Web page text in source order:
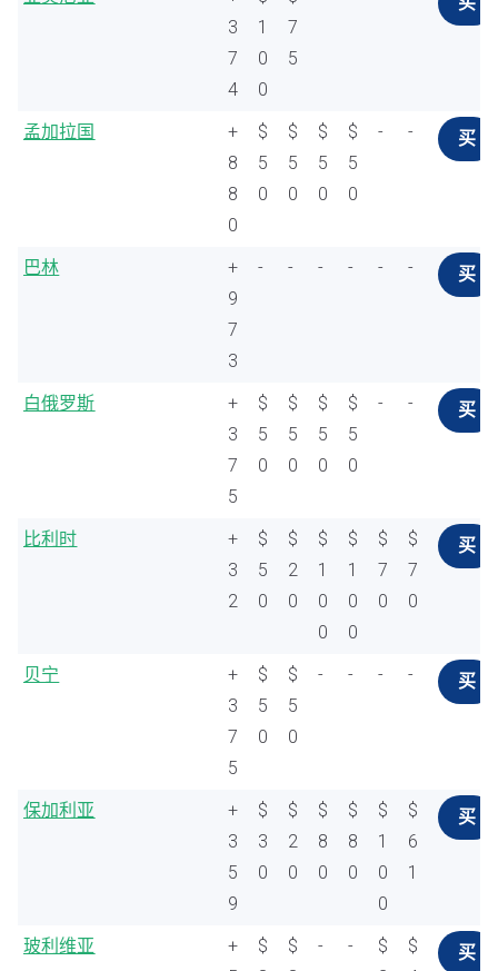
3
7
4
1
0
0
7
5
孟加拉国
+
8
8
0
$
5
0
$
5
0
$
5
0
$
5
0
- - 买
巴林
+
9
7
3
- - - - - - 买
白俄罗斯
+
3
7
5
$
5
0
$
5
0
$
5
0
$
5
0
- - 买
比利时
+
3
2
$
5
0
$
2
0
$
1
0
0
$
1
0
0
$
7
0
$
7
0
买
贝宁
+
3
7
5
$
5
0
$
5
0
- - - - 买
保加利亚
+
3
5
9
$
3
0
$
2
0
$
8
0
$
8
0
$
1
0
0
$
6
1
买
玻利维亚
+
$
$
- -
$
$
买